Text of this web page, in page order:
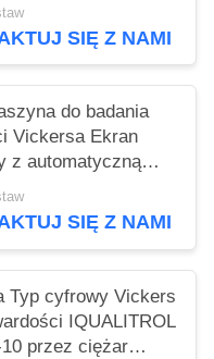
SIĘ Z NAMI
do badania
Vickersa Ekran
z automatyczną
SIĘ Z NAMI
Typ cyfrowy Vickers
IQUALITROL
przez ciężar